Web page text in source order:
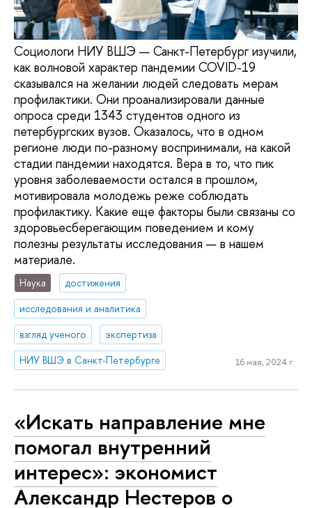
Социологи НИУ ВШЭ — Санкт-Петербург изучили,
как волновой характер пандемии COVID-19
сказывался на желании людей следовать мерам
профилактики. Они проанализировали данные
опроса среди 1343 студентов одного из
петербургских вузов. Оказалось, что в одном
регионе люди по-разному воспринимали, на какой
стадии пандемии находятся. Вера в то, что пик
уровня заболеваемости остался в прошлом,
мотивировала молодежь реже соблюдать
профилактику. Какие еще факторы были связаны со
здоровьесберегающим поведением и кому
полезны результаты исследования — в нашем
материале.
Наука
достижения
исследования и аналитика
взгляд ученого
экспертиза
НИУ ВШЭ в Санкт-Петербурге
16 мая, 2024 г.
«Искать направление мне
помогал внутренний
интерес»: экономист
Александр Нестеров о